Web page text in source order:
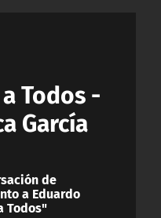
Todos -
García
de
a Eduardo
Todos"